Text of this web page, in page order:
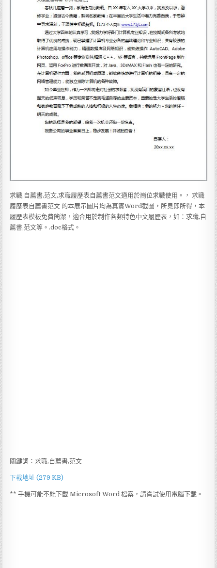
求職,自薦書,范文,求職履歷表自薦書范文適用於崗位求職使用。， 求職
履歷表自薦書范文 的本展示圖片均為真實Word截圖，所見即所得，本
履歷表模板免費簡潔，適合用於制作各類特色中文履歷表，如：求職,自
薦書,范文等。.doc格式。
關鍵詞：求職,自薦書,范文
下載地址 (279 KB)
** 手機可能不能下載 Microsoft Word 檔案，請嘗試使用電腦下載。